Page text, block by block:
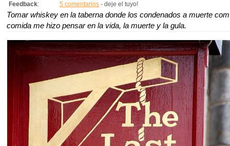
Feedback: 5 comentarios - deje el tuyo!
Tomar whiskey en la taberna donde los condenados a muerte
comida me hizo pensar en la vida, la muerte y la gula.